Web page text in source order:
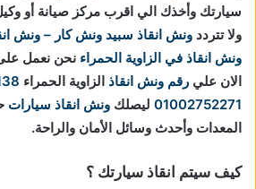
سيارتك وأخذك الي اقرب مركز صيانة أو
ولا تتردد ونش انقاذ سبيد ونش كار – ونش
ونش انقاذ في الزاوية الحمراء نحن نعمل
الان علي رقم ونش انقاذ الزاوية الحمراء
01002752271 ليصلك ونش انقاذ سيارات
المعدات وأحدث وسائل الأمان والراحة.
كيف سيتم انقاذ سيارتك ؟